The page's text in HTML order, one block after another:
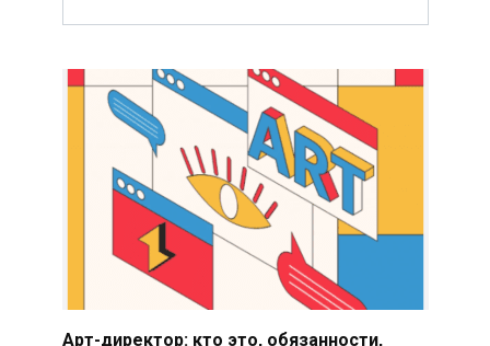
Арт-директор: кто это, обязанности,